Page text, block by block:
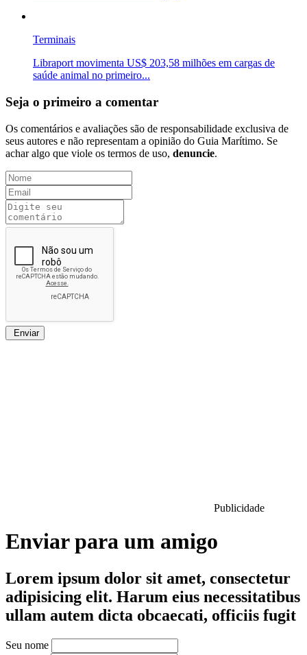
Terminais
Libraport movimenta US$ 203,58 milhões em cargas de
saúde animal no primeiro...
Seja o primeiro a comentar
Os comentários e avaliações são de responsabilidade exclusiva de
seus autores e não representam a opinião do Guia Marítimo. Se
achar algo que viole os termos de uso, denuncie.
Enviar
Publicidade
Enviar para um amigo
Lorem ipsum dolor sit amet, consectetur
adipisicing elit. Harum eius necessitatibus
ullam autem dicta obcaecati, officiis fugit
Seu nome